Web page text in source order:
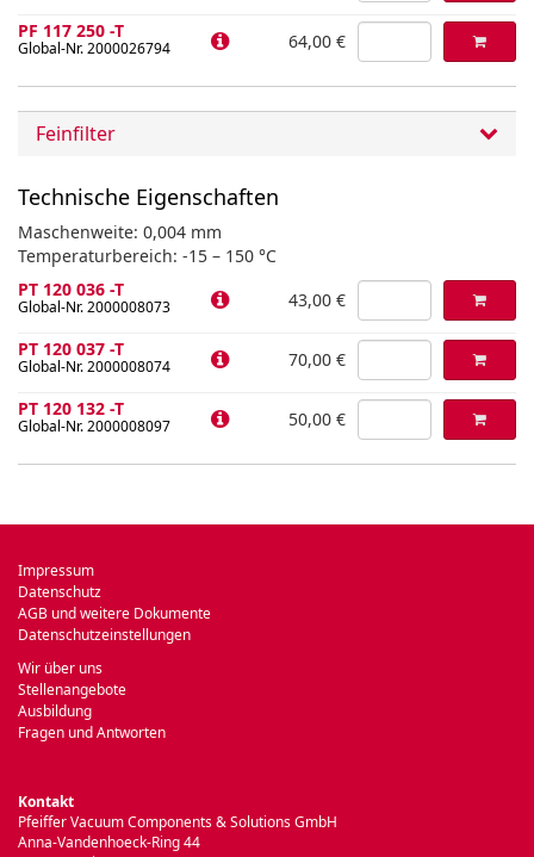
PF 117 250 -T
Global-Nr. 2000026794 64,00 €
Feinfilter
Technische Eigenschaften
Maschenweite: 0,004 mm
Temperaturbereich: -15 – 150 °C
PT 120 036 -T
Global-Nr. 2000008073 43,00 €
PT 120 037 -T
Global-Nr. 2000008074 70,00 €
PT 120 132 -T
Global-Nr. 2000008097 50,00 €
Impressum
Datenschutz
AGB und weitere Dokumente
Datenschutzeinstellungen
Wir über uns
Stellenangebote
Ausbildung
Fragen und Antworten
Kontakt
Pfeiffer Vacuum Components & Solutions GmbH
Anna-Vandenhoeck-Ring 44